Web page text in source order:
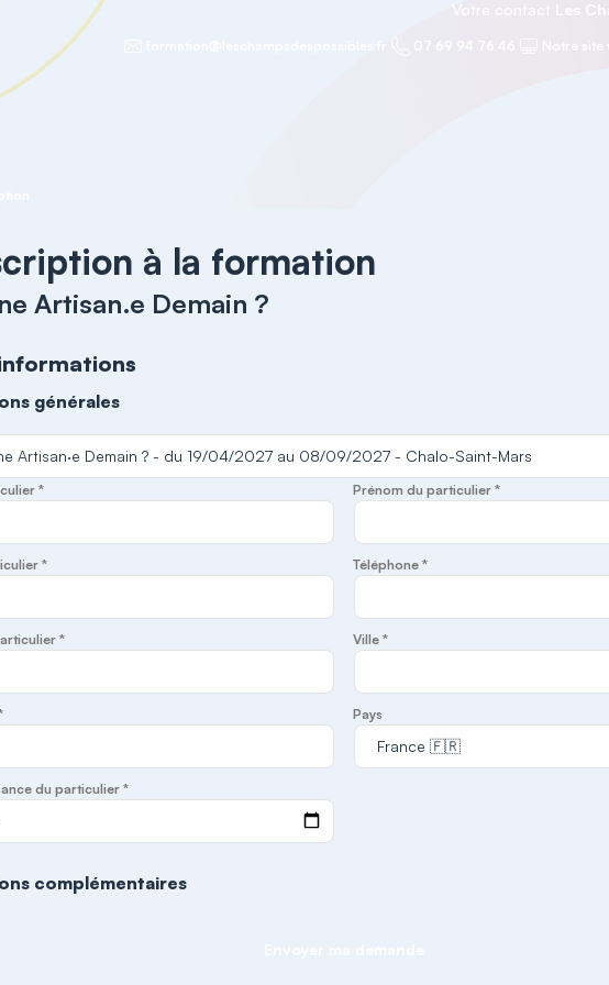
Les
Notre site
à la formation
Artisan.e Demain ?
générales
* Prénom du particulier *
* Téléphone *
* Ville *
Pays
du particulier *
complémentaires